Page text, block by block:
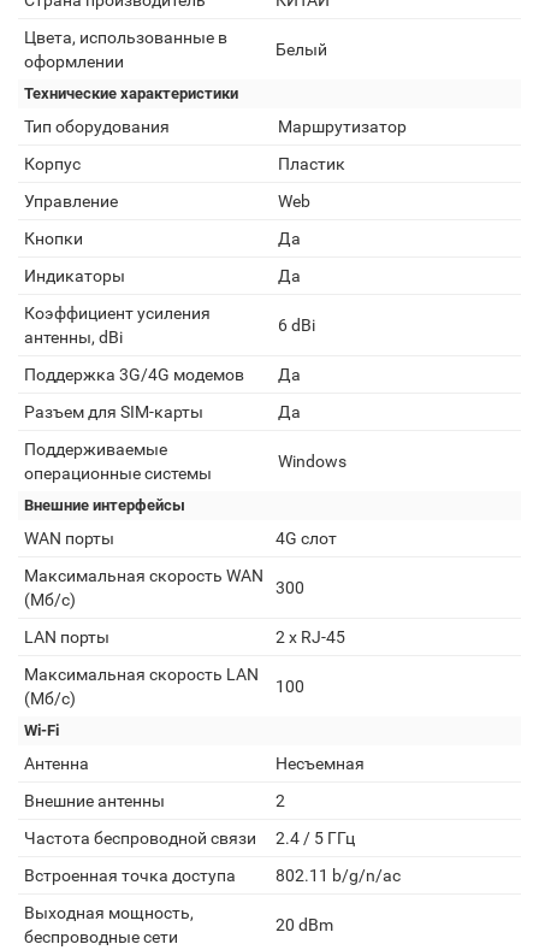
Цвета, использованные в
оформлении
Белый
Технические характеристики
Тип оборудования
Маршрутизатор
Корпус
Пластик
Управление
Web
Кнопки
Да
Индикаторы
Да
Коэффициент усиления
антенны, dBi
6 dBi
Поддержка 3G/4G модемов
Да
Разъем для SIM-карты
Да
Поддерживаемые
операционные системы
Windows
Внешние интерфейсы
WAN порты
4G слот
Максимальная скорость WAN
(Мб/с)
300
LAN порты
2 х RJ-45
Максимальная скорость LAN
(Мб/с)
100
Wi-Fi
Антенна
Несъемная
Внешние антенны
2
Частота беспроводной связи
2.4 / 5 ГГц
Встроенная точка доступа
802.11 b/g/n/ас
Выходная мощность,
беспроводные сети
20 dBm